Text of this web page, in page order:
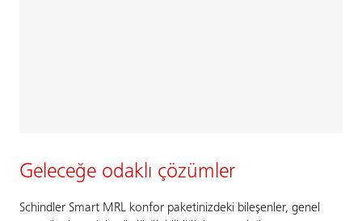
Geleceğe odaklı çözümler
Schindler Smart MRL konfor paketinizdeki bileşenler, genel